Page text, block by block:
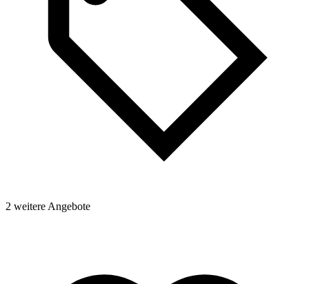
2 weitere Angebote